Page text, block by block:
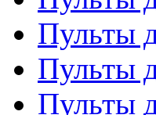
Пульты
Пульты
Пульты